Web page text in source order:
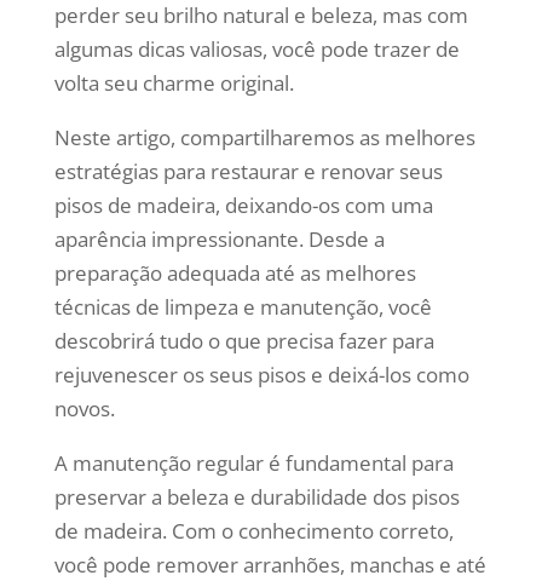
perder seu brilho natural e beleza, mas com
algumas dicas valiosas, você pode trazer de
volta seu charme original.
Neste artigo, compartilharemos as melhores
estratégias para restaurar e renovar seus
pisos de madeira, deixando-os com uma
aparência impressionante. Desde a
preparação adequada até as melhores
técnicas de limpeza e manutenção, você
descobrirá tudo o que precisa fazer para
rejuvenescer os seus pisos e deixá-los como
novos.
A manutenção regular é fundamental para
preservar a beleza e durabilidade dos pisos
de madeira. Com o conhecimento correto,
você pode remover arranhões, manchas e até